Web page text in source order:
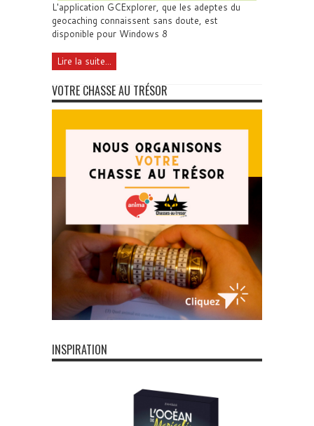
L'application GCExplorer, que les adeptes du
geocaching connaissent sans doute, est
disponible pour Windows 8
Lire la suite...
VOTRE CHASSE AU TRÉSOR
INSPIRATION